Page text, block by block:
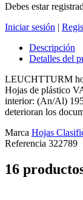
Debes estar
Iniciar sesión |
Descripción
Detalles del
LEUCHTTURM
Hojas de plástico
interior: (An/Al)
deterioran los
Marca Hojas
Referencia 322789
16